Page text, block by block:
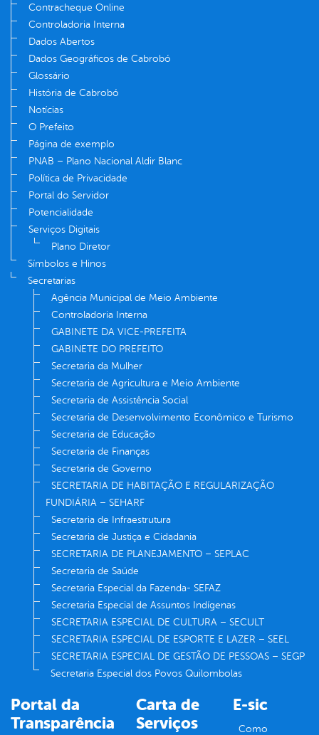
Contracheque Online
Controladoria Interna
Dados Abertos
Dados Geográficos de Cabrobó
Glossário
História de Cabrobó
Notícias
O Prefeito
Página de exemplo
PNAB – Plano Nacional Aldir Blanc
Política de Privacidade
Portal do Servidor
Potencialidade
Serviços Digitais
Plano Diretor
Símbolos e Hinos
Secretarias
Agência Municipal de Meio Ambiente
Controladoria Interna
GABINETE DA VICE-PREFEITA
GABINETE DO PREFEITO
Secretaria da Mulher
Secretaria de Agricultura e Meio Ambiente
Secretaria de Assistência Social
Secretaria de Desenvolvimento Econômico e Turismo
Secretaria de Educação
Secretaria de Finanças
Secretaria de Governo
SECRETARIA DE HABITAÇÃO E REGULARIZAÇÃO
FUNDIÁRIA – SEHARF
Secretaria de Infraestrutura
Secretaria de Justiça e Cidadania
SECRETARIA DE PLANEJAMENTO – SEPLAC
Secretaria de Saúde
Secretaria Especial da Fazenda- SEFAZ
Secretaria Especial de Assuntos Indígenas
SECRETARIA ESPECIAL DE CULTURA – SECULT
SECRETARIA ESPECIAL DE ESPORTE E LAZER – SEEL
SECRETARIA ESPECIAL DE GESTÃO DE PESSOAS – SEGP
Secretaria Especial dos Povos Quilombolas
Portal da
Transparência
Carta de
Serviços
E-sic
Como